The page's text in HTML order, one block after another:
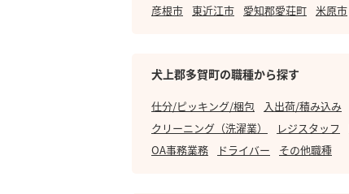
彦根市 東近江市 愛知郡愛荘町 米原市
犬上郡多賀町の職種から探す
仕分/ピッキング/梱包 入出荷/積み込み
クリーニング（洗濯業）
レジスタッフ
OA事務業務
ドライバー その他職種